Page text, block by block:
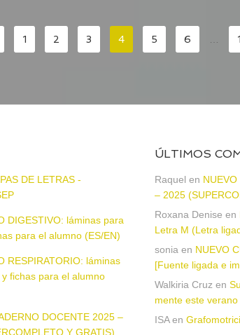
1 2 3 4 5 6
DE LETRAS -
DIGESTIVO: láminas para
para el alumno (ES/EN)
RESPIRATORIO: láminas
fichas para el alumno
DOCENTE 2025 –
Y GRATIS)
ÚLTIMOS
Raquel en
– 2025
Roxana Denise en
Letra M (Letra
sonia en NUEVO
[Fuente ligada e
Walkiria Cruz en
mente este verano
ISAen